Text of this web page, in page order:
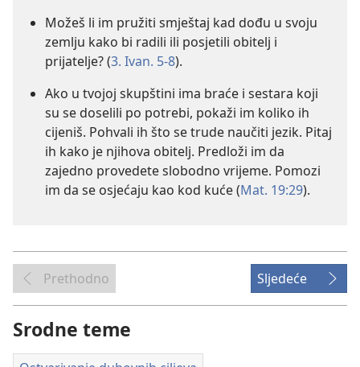
Možeš li im pružiti smještaj kad dođu u svoju
zemlju kako bi radili ili posjetili obitelj i
prijatelje? (3. Ivan. 5-8).
Ako u tvojoj skupštini ima braće i sestara koji
su se doselili po potrebi, pokaži im koliko ih
cijeniš. Pohvali ih što se trude naučiti jezik. Pitaj
ih kako je njihova obitelj. Predloži im da
zajedno provedete slobodno vrijeme. Pomozi
im da se osjećaju kao kod kuće (Mat. 19:29).
Prethodno Sljedeće
Srodne teme